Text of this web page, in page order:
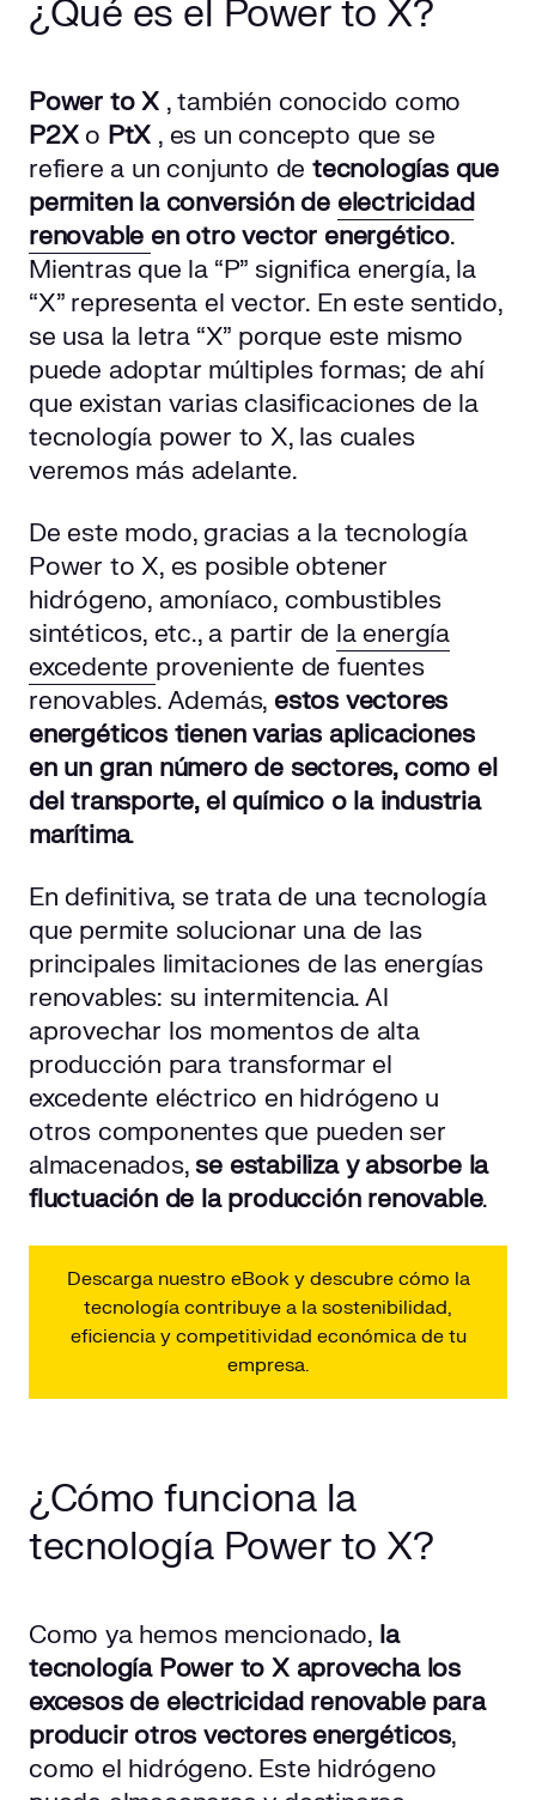
¿Qué es el Power to X?
Power to X , también conocido como
P2X o PtX , es un concepto que se
refiere a un conjunto detecnologías que
permiten la conversión de electricidad
renovable en otro vector energético.
Mientras que la “P” significa energía, la
“X” representa el vector. En este sentido,
se usa la letra “X” porque este mismo
puede adoptar múltiples formas; de ahí
que existan varias clasificaciones de la
tecnología power to X, las cuales
veremos más adelante.
De este modo, gracias a la tecnología
Power to X, es posible obtener
hidrógeno, amoníaco, combustibles
sintéticos, etc., a partir de la energía
excedente proveniente de fuentes
renovables. Además, estos vectores
energéticos tienen varias aplicaciones
en un gran número de sectores, como el
del transporte, el químico o la industria
marítima.
En definitiva, se trata de una tecnología
que permite solucionar una de las
principales limitaciones de las energías
renovables: su intermitencia. Al
aprovechar los momentos de alta
producción para transformar el
excedente eléctrico en hidrógeno u
otros componentes que pueden ser
almacenados,se estabiliza y absorbe la
fluctuación de la producción renovable.
Descarga nuestro eBook y descubre cómo la
tecnología contribuye a la sostenibilidad,
eficiencia y competitividad económica de tu
empresa.
¿Cómo funciona la
tecnología Power to X?
Como ya hemos mencionado, la
tecnología Power to X aprovecha los
excesos de electricidad renovable para
producir otros vectores energéticos,
como el hidrógeno. Este hidrógeno